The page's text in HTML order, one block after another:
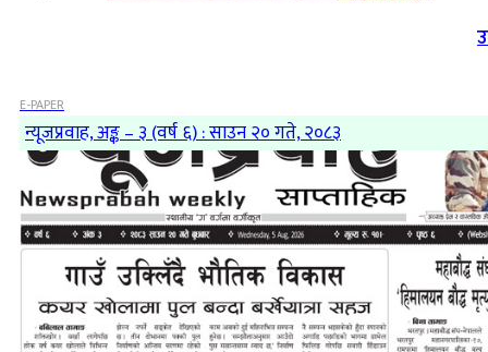
E-PAPER
न्यूजप्रवाह, अङ्क – ३ (वर्ष ६) : साउन २० गते, २०८३